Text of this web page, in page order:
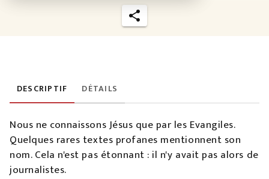
DESCRIPTIF DÉTAILS
Nous ne connaissons Jésus que par les Evangiles.
Quelques rares textes profanes mentionnent son
nom. Cela n'est pas étonnant : il n'y avait pas alors de
journalistes.